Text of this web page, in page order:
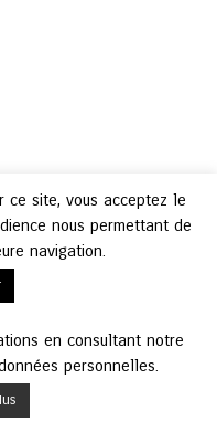
ce site, vous acceptez le
nous permettant de
navigation.
en consultant notre
personnelles.